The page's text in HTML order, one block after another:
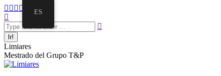
Saltar
al
contenido
Facebook
opens
in
new
window
Twitter
opens
in
new
window
Mail
opens
in
window
Instagram
page
in
window
Linkedin
page
in
window
Buscar:
Limiares
Mestrado del Grupo T&P
ES